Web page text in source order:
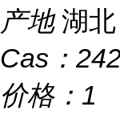
产地 湖北
Cas：
价格： 1